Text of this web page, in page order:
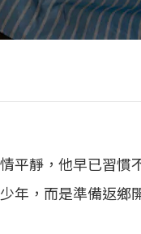
平靜，他早已習
年，而是準備返鄉